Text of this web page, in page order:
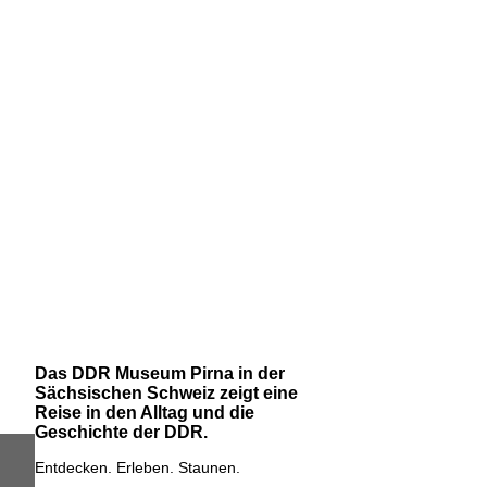
Das DDR Museum Pirna in der
Sächsischen Schweiz zeigt eine
Reise in den Alltag und die
Geschichte der DDR.
Entdecken. Erleben. Staunen.